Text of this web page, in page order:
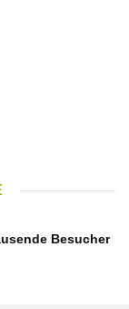
Besucher